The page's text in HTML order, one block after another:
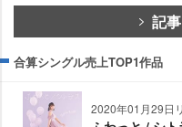
記
合算シングル売上TOP1作品
2020年01月29日